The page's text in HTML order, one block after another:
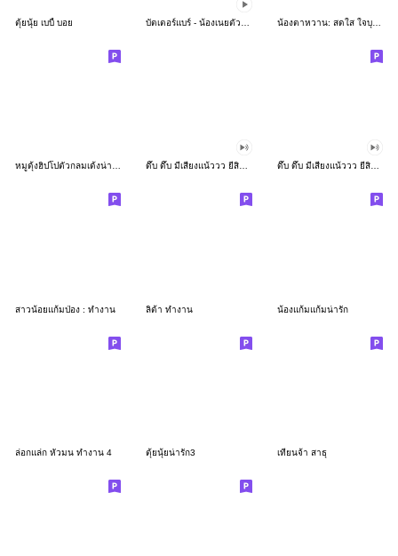
ตุ้ยนุ้ย เบบี้ บอย น้องตาหวาน: สดใส ใจบุญ (สีพาสเทล)
หมูดุ้งฮิปโปตัวกลมเด้งน่ารัก ดึ๊บ ดึ๊บ มีเสียงแน้ววว ยี่สิบเจ็ด ดึ๊บ ดึ๊บ มีเสียงแน้ววว ยี่สิบหก
สาวน้อยแก้มป่อง : ทำงาน ลิต้า ทำงาน น้องแก้มแก้มน่ารัก
ล่อกแล่ก หัวมน ทำงาน 4 ตุ้ยนุ้ยน่ารัก3 เทียนจ้า สาธุ